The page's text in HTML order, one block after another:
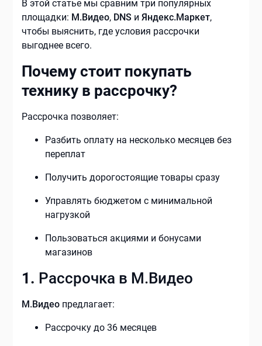
В этой статье мы сравним три популярных
площадки: М.Видео, DNS иЯндекс.Маркет,
чтобы выяснить, где условия рассрочки
выгоднее всего.
Почему стоит покупать
технику в рассрочку?
Рассрочка позволяет:
Разбить оплату на несколько месяцев без
переплат
Получить дорогостоящие товары сразу
Управлять бюджетом с минимальной
нагрузкой
Пользоваться акциями и бонусами
магазинов
1. Рассрочка в М.Видео
М.Видео предлагает:
Рассрочку до 36 месяцев